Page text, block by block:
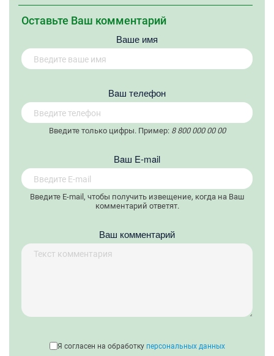
Оставьте Ваш комментарий
Ваше имя
Вaш телефон
Введите только цифры. Пример: 8 800 000 00 00
Вaш E-mail
Введите E-mail, чтобы получить извещение, когда на Ваш
комментарий ответят.
Ваш комментарий
Я согласен на обработку персональных данных